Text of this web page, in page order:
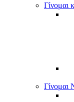
Γίνομαι
Γίνομαι